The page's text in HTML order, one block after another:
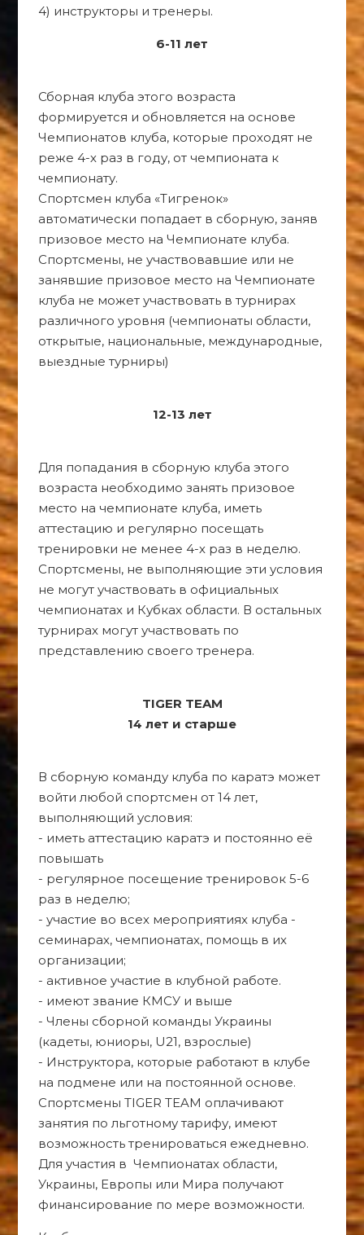
4) инструкторы и тренеры.
6-11 лет
Сборная клуба этого возраста
формируется и обновляется на основе
Чемпионатов клуба, которые проходят не
реже 4-х раз в году, от чемпионата к
чемпионату.
Спортсмен клуба «Тигренок»
автоматически попадает в сборную, заняв
призовое место на Чемпионате клуба.
Спортсмены, не участвовавшие или не
занявшие призовое место на Чемпионате
клуба не может участвовать в турнирах
различного уровня (чемпионаты области,
открытые, национальные, международные,
выездные турниры)
12-13 лет
Для попадания в сборную клуба этого
возраста необходимо занять призовое
место на чемпионате клуба, иметь
аттестацию и регулярно посещать
тренировки не менее 4-х раз в неделю.
Спортсмены, не выполняющие эти условия
не могут участвовать в официальных
чемпионатах и Кубках области. В остальных
турнирах могут участвовать по
представлению своего тренера.
TIGER TEAM
14 лет и старше
В сборную команду клуба по каратэ может
войти любой спортсмен от 14 лет,
выполняющий условия:
- иметь аттестацию каратэ и постоянно её
повышать
- регулярное посещение тренировок 5-6
раз в неделю;
- участие во всех мероприятиях клуба -
семинарах, чемпионатах, помощь в их
организации;
- активное участие в клубной работе.
- имеют звание КМСУ и выше
- Члены сборной команды Украины
(кадеты, юниоры, U21, взрослые)
- Инструктора, которые работают в клубе
на подмене или на постоянной основе.
Спортсмены TIGER TEAM оплачивают
занятия по льготному тарифу, имеют
возможность тренироваться ежедневно.
Для участия в Чемпионатах области,
Украины, Европы или Мира получают
финансирование по мере возможности.